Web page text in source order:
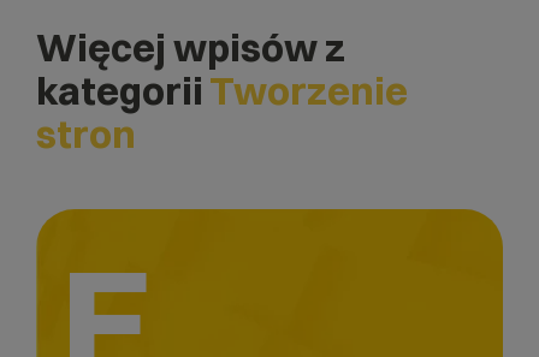
Więcej wpisów z
kategorii Tworzenie
stron